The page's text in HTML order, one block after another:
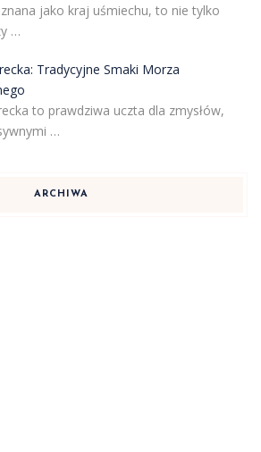
jako kraj uśmiechu, to nie tylko
…
Tradycyjne Smaki Morza
to prawdziwa uczta dla zmysłów,
…
ARCHIWA